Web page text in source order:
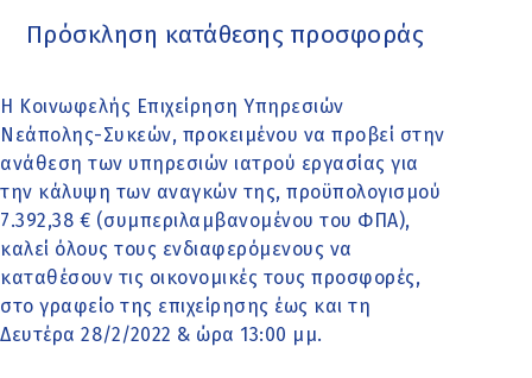
Πρόσκληση κατάθεσης προσφοράς
Η Κοινωφελής Επιχείρηση Υπηρεσιών
Νεάπολης-Συκεών, προκειμένου να προβεί στην
ανάθεση των υπηρεσιών ιατρού εργασίας για
την κάλυψη των αναγκών της, προϋπολογισμού
7.392,38 € (συμπεριλαμβανομένου του ΦΠΑ),
καλεί όλους τους ενδιαφερόμενους να
καταθέσουν τις οικονομικές τους προσφορές,
στο γραφείο της επιχείρησης έως και τη
Δευτέρα 28/2/2022 & ώρα 13:00 μμ.